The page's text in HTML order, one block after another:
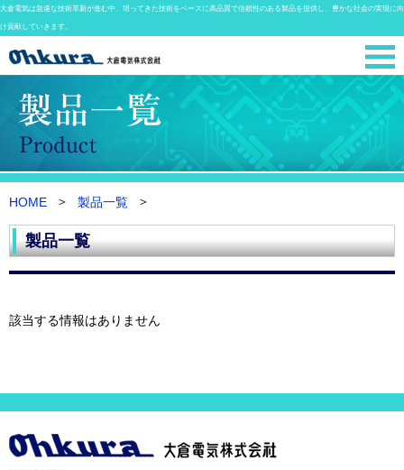
大倉電気は急速な技術革新が進む中、培ってきた技術をベースに高品質で信頼性のある製品を提供し、豊かな社会の実現に向
け貢献していきます。
HOME 製品一覧
製品一覧
該当する情報はありません